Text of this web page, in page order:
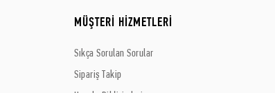
MÜŞTERİ HİZMETLERİ
Sıkça Sorulan Sorular
Sipariş Takip